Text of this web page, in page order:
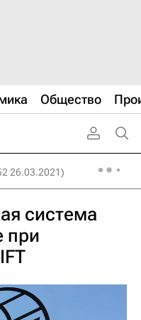
Общество
26.03.2021)
система
при